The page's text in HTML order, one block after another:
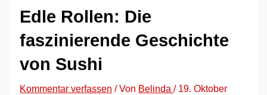
Edle Rollen: Die
faszinierende Geschichte
von Sushi
Kommentar verfassen / Von Belinda/ 19. Oktober